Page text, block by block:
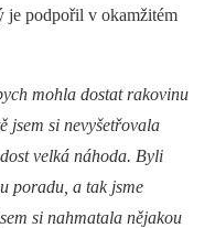
je podpořil v okamžitém
mohla dostat rakovinu
jsem si nevyšetřovala
velká náhoda. Byli
poradu, a tak jsme
si nahmatala nějakou